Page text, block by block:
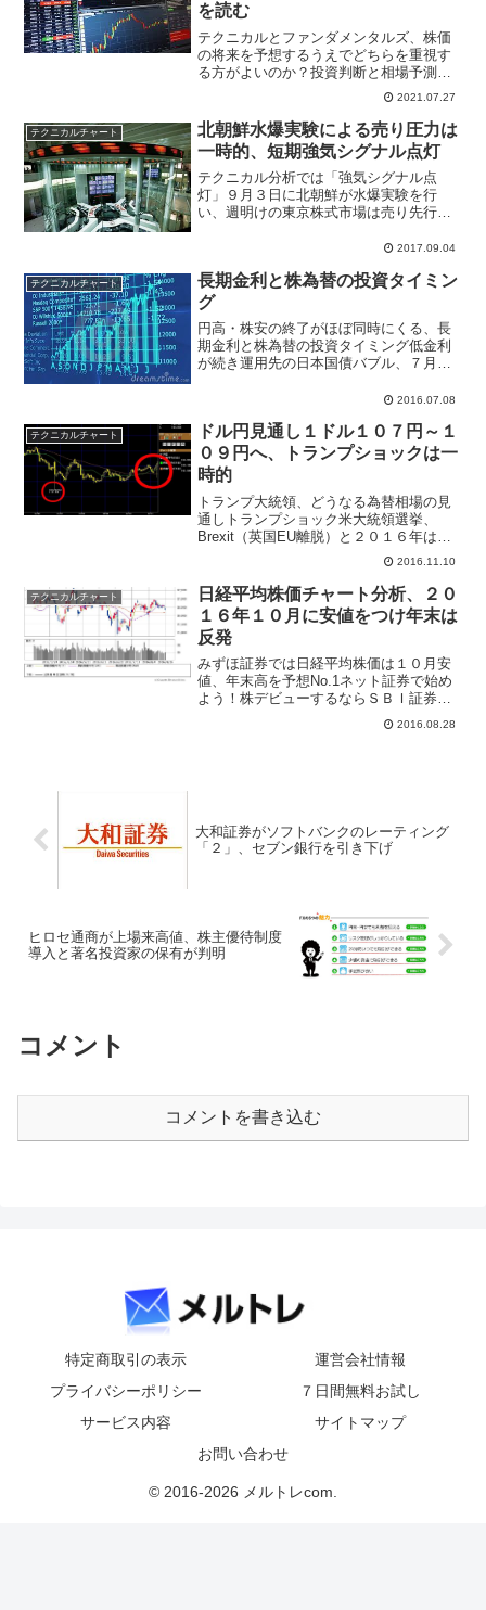
を読む
テクニカルとファンダメンタルズ、株価
の将来を予想するうえでどちらを重視す
る方がよいのか？投資判断と相場予測、
チャートの読み方がわからない株式投資
初心者によくある話だがテクニカル分析
専門の証券会社レポートから日経平均株
価下値目処を予想する。
2021.07.27
テクニカルチャート
北朝鮮水爆実験による売り圧力は
一時的、短期強気シグナル点灯
テクニカル分析では「強気シグナル点
灯」９月３日に北朝鮮が水爆実験を行
い、週明けの東京株式市場は売り先行ス
落となり、心理的節目となる１９５００
市場では１ドル＝１０９円台を...
2017.09.04
テクニカルチャート
長期金利と株為替の投資タイミン
グ
円高・株安の終了がほぼ同時にくる、長
期金利と株為替の投資タイミング低金利
が続き運用先の日本国債バブル、７月６
回りが初のマイナスとなり、0.005％とな
ど預かり資産を運用...
2016.07.08
テクニカルチャート
ドル円見通し１ドル１０７円～１
０９円へ、トランプショックは一
時的
トランプ大統領、どうなる為替相場の見
通しトランプショック米大統領選挙、
Brexit（英国EU離脱）と２０１６年は大
きな波乱が２度もあった。さすがに６月
に経験した投資家は学習能力から１１月
９日（日本時間）、米国大統領選挙の開
票結果を受けトラン...
2016.11.10
テクニカルチャート
日経平均株価チャート分析、２０
１６年１０月に安値をつけ年末は
反発
みずほ証券では日経平均株価は１０月安
値、年末高を予想No.1ネット証券で始め
よう！株デビューするならＳＢＩ証券み
ずほ証券によるチャートテクニカル分析
では、日経平均株価は８月ＳＱ値を下回
2016.08.28
大和証券がソフトバンクのレーティング
「２」、セブン銀行を引き下げ
ヒロセ通商が上場来高値、株主優待制度
導入と著名投資家の保有が判明
コメント
コメントを書き込む
特定商取引の表示
運営会社情報
プライバシーポリシー
７日間無料お試し
サービス内容
サイトマップ
お問い合わせ
© 2016-2026 メルトレcom.